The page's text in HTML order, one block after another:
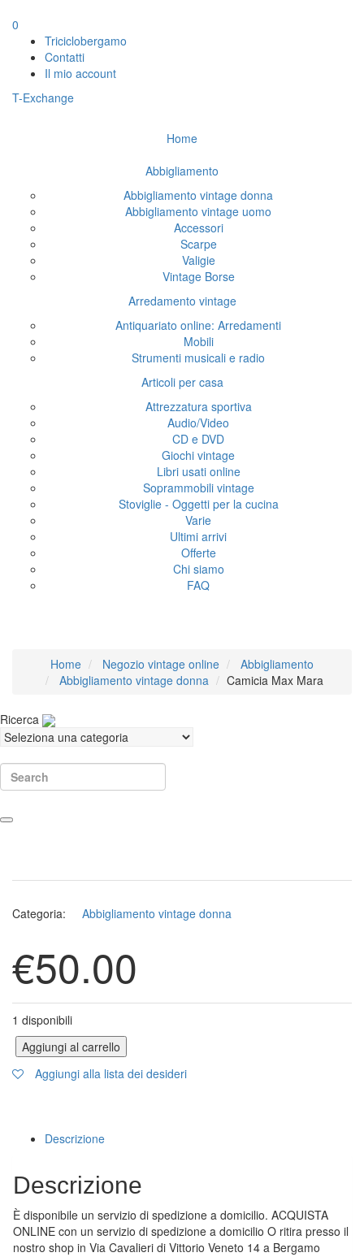
0
Triciclobergamo
Contatti
Il mio account
T-Exchange
Home
Abbigliamento
Abbigliamento vintage donna
Abbigliamento vintage uomo
Accessori
Scarpe
Valigie
Vintage Borse
Arredamento vintage
Antiquariato online: Arredamenti
Mobili
Strumenti musicali e radio
Articoli per casa
Attrezzatura sportiva
Audio/Video
CD e DVD
Giochi vintage
Libri usati online
Soprammobili vintage
Stoviglie - Oggetti per la cucina
Varie
Ultimi arrivi
Offerte
Chi siamo
FAQ
Home Negozio vintage online
Abbigliamento
Abbigliamento vintage donna
Camicia Max Mara
Ricerca
Search
Categoria: Abbigliamento vintage donna
€50.00
1 disponibili
Camicia Max Mara quantità
Aggiungi al carrello
Aggiungi alla lista dei desideri
Descrizione
Descrizione
È disponibile un servizio di spedizione a domicilio. ACQUISTA
ONLINE con un servizio di spedizione a domicilio O ritira presso il
nostro shop in Via Cavalieri di Vittorio Veneto 14 a Bergamo